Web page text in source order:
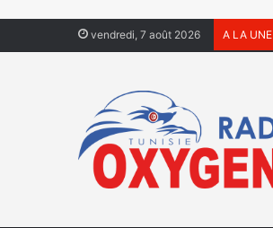
vendredi, 7 août 2026 A LA UNE